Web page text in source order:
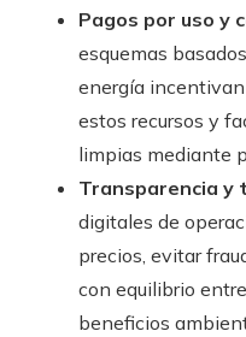
Pagos por uso y
esquemas
energía
estos recursos y
limpias mediante
Transparencia y
digitales de
precios, evitar
con equilibrio
beneficios